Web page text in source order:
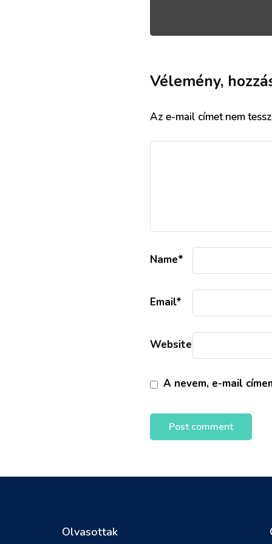
Vélemény,
Az e-mail címet nem
Name*
Email*
Website
A nevem, e-mail
Olvasottak